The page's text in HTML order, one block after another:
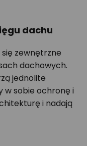
dachu
zewnętrzne
dachowych.
jednolite
w sobie ochronę i
i nadają